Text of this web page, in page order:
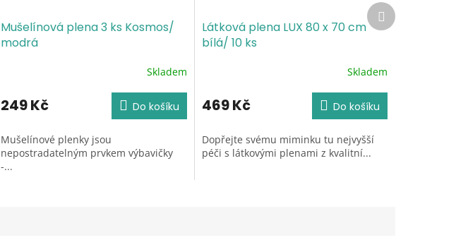
Mušelínová plena 3 ks Kosmos/
modrá
produktu
je
z
5
hvězdiček.
Skladem
249 Kč Do košíku
Mušelínové plenky jsou
nepostradatelným prvkem výbavičky
-...
Látková plena LUX 80 x 70 cm
bílá/ 10 ks
produktu
je
z
5
Skladem
469 Kč Do košíku
Dopřejte svému miminku tu nejvyšší
péči s látkovými plenami z kvalitní...
Další
produkt